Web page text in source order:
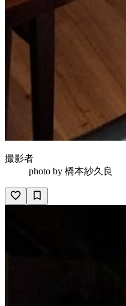
撮影者
photo by 橋本紗久良